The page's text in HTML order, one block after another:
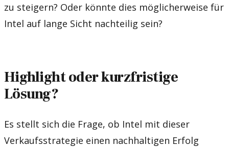
zu steigern? Oder könnte dies möglicherweise für
Intel auf lange Sicht nachteilig sein?
Highlight oder kurzfristige
Lösung?
Es stellt sich die Frage, ob Intel mit dieser
Verkaufsstrategie einen nachhaltigen Erfolg